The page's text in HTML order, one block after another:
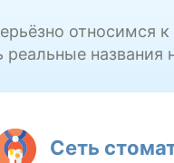
относимся
реальные названия
Сеть